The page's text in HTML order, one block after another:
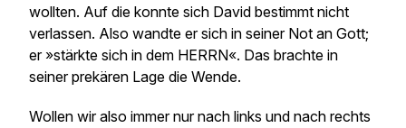
wollten. Auf die konnte sich David bestimmt nicht
verlassen. Also wandte er sich in seiner Not an Gott;
er »stärkte sich in dem HERRN«. Das brachte in
seiner prekären Lage die Wende.
Wollen wir also immer nur nach links und nach rechts